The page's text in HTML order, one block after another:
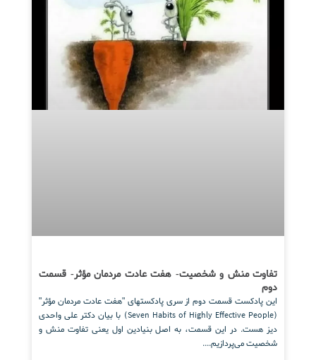
تفاوت منش و شخصیت- هفت عادت مردمان مؤثر- قسمت
دوم
این پادکست قسمت دوم از سری پادکستهای "هفت عادت مردمان مؤثر"
(Seven Habits of Highly Effective People) با بیان دکتر علی واحدی
دیز هست. در این قسمت، به اصل بنیادین اول یعنی تفاوت منش و
شخصیت می‌پردازیم....